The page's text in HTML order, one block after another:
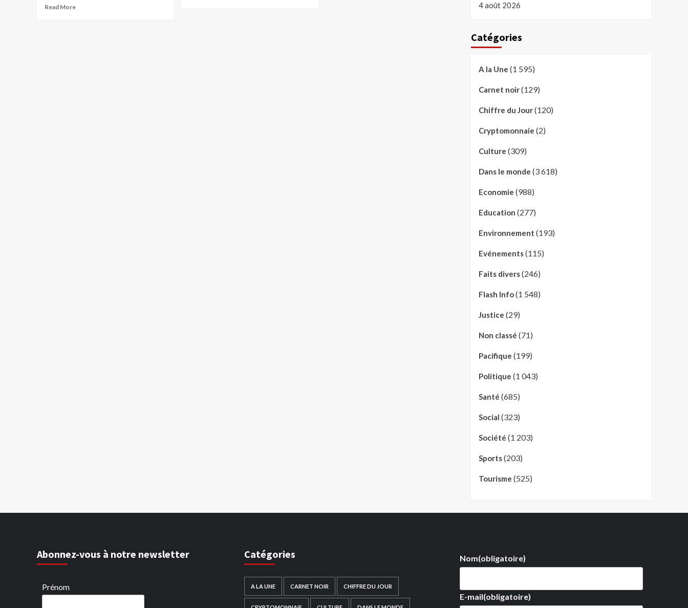
Read More 4 août 2026
Catégories
A la Une (1 595)
Carnet noir(129)
Chiffre du Jour(120)
Cryptomonnaie (2)
Culture (309)
Dans le monde (3 618)
Economie (988)
Education (277)
Environnement (193)
Evénements(115)
Faits divers(246)
Flash Info(1 548)
Justice (29)
Non classé (71)
Pacifique (199)
Politique (1 043)
Santé (685)
Social (323)
Société (1 203)
Sports(203)
Tourisme (525)
Abonnez-vous à notre newsletter
Prénom
Catégories
A LA UNE CARNET NOIR CHIFFRE DU JOUR
Nom(obligatoire)
E-mail(obligatoire)